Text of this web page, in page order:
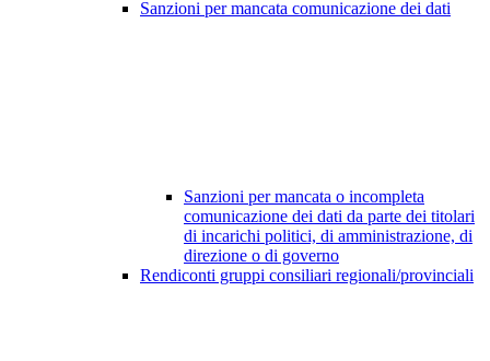
Sanzioni per mancata comunicazione dei dati
Sanzioni per mancata o incompleta
comunicazione dei dati da parte dei titolari
di incarichi politici, di amministrazione, di
direzione o di governo
Rendiconti gruppi consiliari regionali/provinciali